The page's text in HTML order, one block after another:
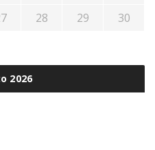
2026
28 29
30